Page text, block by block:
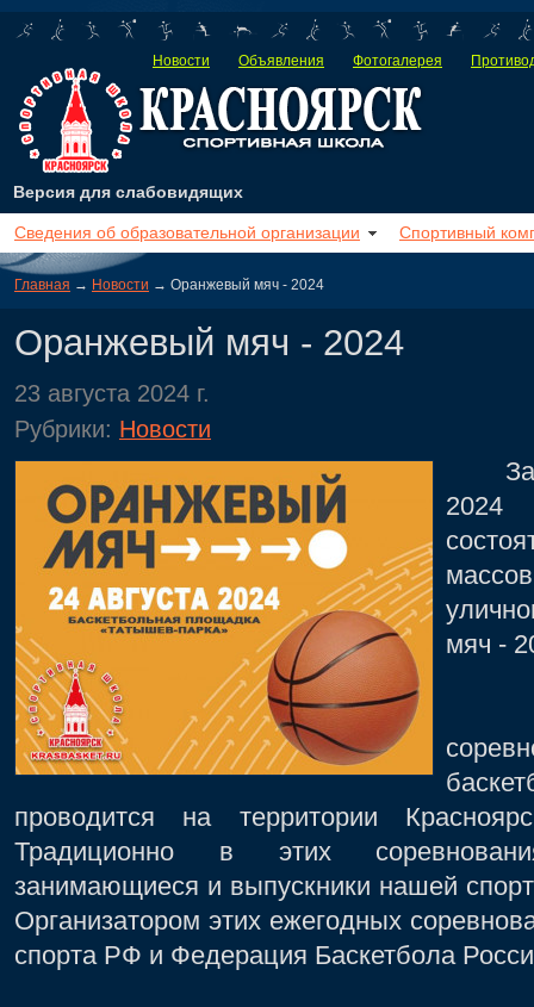
Новости Объявления Фотогалерея
Версия для слабовидящих
Сведения об образовательной организации Спортивный
Главная → Новости → Оранжевый мяч - 2024
Оранжевый мяч - 2024
23 августа 2024 г.
Рубрики: Новости
2024
мяч -
проводится на территории
Традиционно в этих
занимающиеся и выпускники нашей
Организатором этих ежегодных
спорта РФ и Федерация Баскетбола